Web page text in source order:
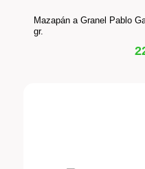
Mazapán a Granel Pablo
gr.